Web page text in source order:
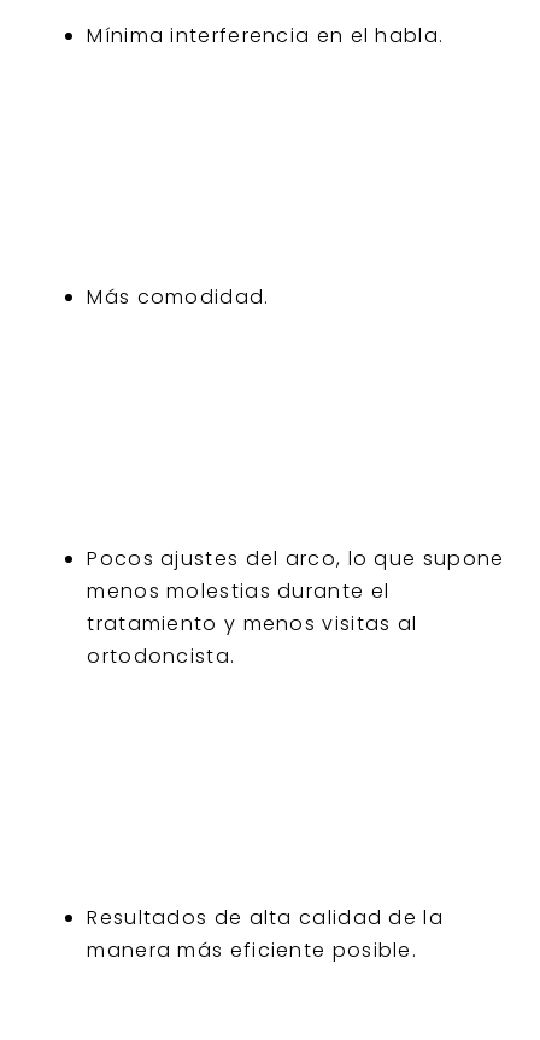
Mínima interferencia en el habla.
Más comodidad.
Pocos ajustes del arco, lo que supone
menos molestias durante el
tratamiento y menos visitas al
ortodoncista.
Resultados de alta calidad de la
manera más eficiente posible.